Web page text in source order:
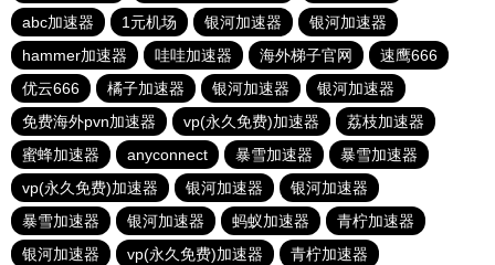
abc加速器
1元机场 银河加速器
银河加速器
hammer加速器
哇哇加速器 海外梯子官网
速鹰666
优云666
橘子加速器 银河加速器
银河加速器
免费海外pvn加速器
vp(永久免费)加速器
荔枝加速器
蜜蜂加速器
anyconnect 暴雪加速器
暴雪加速器
vp(永久免费)加速器
银河加速器
银河加速器
暴雪加速器
银河加速器 蚂蚁加速器
青柠加速器
银河加速器
vp(永久免费)加速器 青柠加速器